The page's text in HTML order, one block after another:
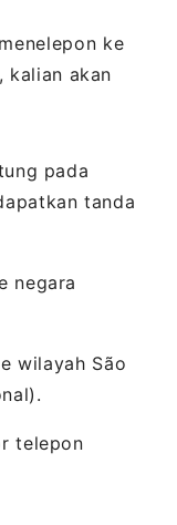
ke
kalian akan
pada
tanda
negara
wilayah São
telepon